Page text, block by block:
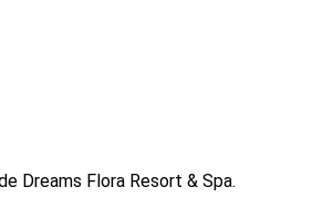
Dreams Flora Resort & Spa.